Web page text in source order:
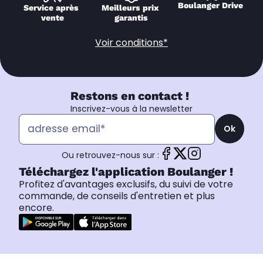
Service après
vente
Meilleurs prix
garantis
Boulanger Drive
Voir conditions*
Restons en contact !
Inscrivez-vous à la newsletter
Ok
Ou retrouvez-nous sur :
Téléchargez l'application Boulanger !
Profitez d'avantages exclusifs, du suivi de votre
commande, de conseils d'entretien et plus
encore.